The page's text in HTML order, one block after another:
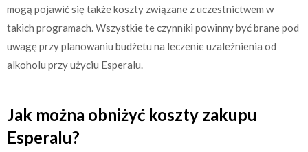
mogą pojawić się także koszty związane z uczestnictwem w
takich programach. Wszystkie te czynniki powinny być brane pod
uwagę przy planowaniu budżetu na leczenie uzależnienia od
alkoholu przy użyciu Esperalu.
Jak można obniżyć koszty zakupu
Esperalu?